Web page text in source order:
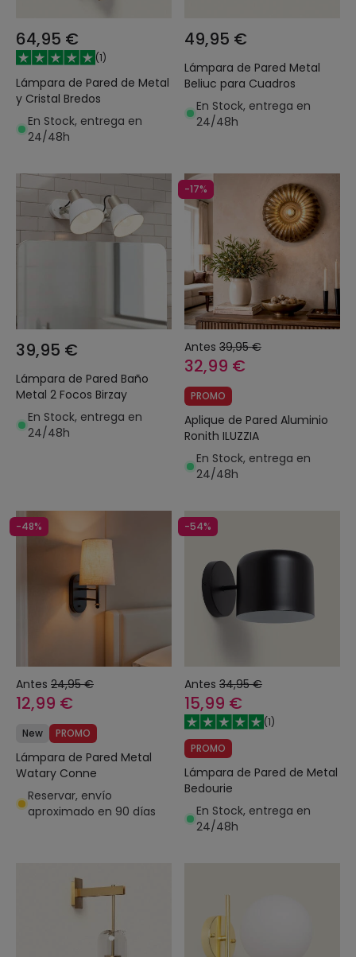
64,95 €
(1)
Lámpara de Pared de Metal
y Cristal Bredos
En Stock, entrega en
24/48h
49,95 €
Lámpara de Pared Metal
Beliuc para Cuadros
En Stock, entrega en
24/48h
39,95 €
Lámpara de Pared Baño
Metal 2 Focos Birzay
En Stock, entrega en
24/48h
-17%
Antes 39,95 €
32,99 €
PROMO
Aplique de Pared Aluminio
Ronith ILUZZIA
En Stock, entrega en
24/48h
-48%
Antes 24,95 €
12,99 €
New PROMO
Lámpara de Pared Metal
Watary Conne
Reservar, envío
aproximado en 90 días
-54%
Antes 34,95 €
15,99 €
(1)
PROMO
Lámpara de Pared de Metal
Bedourie
En Stock, entrega en
24/48h